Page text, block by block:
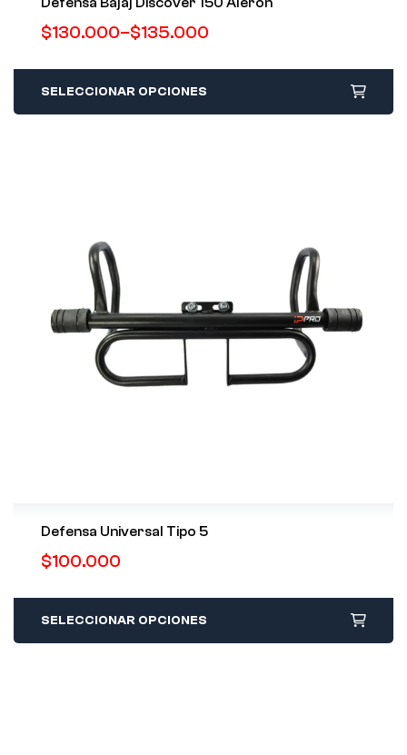
$130.000–$135.000
SELECCIONAR OPCIONES
Defensa Universal Tipo 5
$100.000
SELECCIONAR OPCIONES